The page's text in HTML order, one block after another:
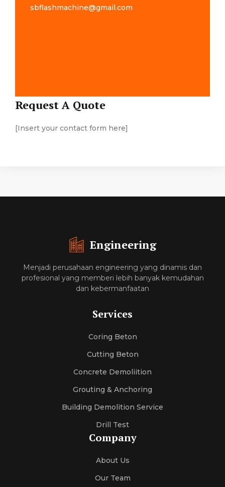
sbflashmachine@gmail.com
Request A Quote
[Insert your contact form here]
Engineering
Menjadi perusahaan engineering yang dinamis dan
profesional yang memberi lebih banyak kemudahan
dan kebermanfaatan
Services
Coring Beton
Cutting Beton
Concrete Demoliition
Grouting & Anchoring
Building Demolition Service
Drill Test
Company
About Us
Our Team